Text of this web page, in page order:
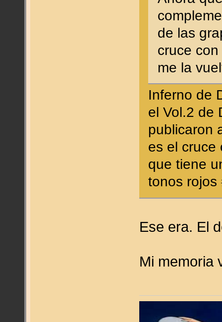
de las
cruce
me la
Inferno de
el Vol.2 de
publicaron
es el cruce
que tiene
tonos rojos
Ese era. El
Mi